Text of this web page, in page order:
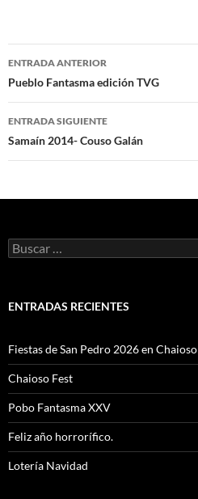
Navegación
de
entradas
ENTRADA ANTERIOR
Pueblo Fantasma edición TVG
ENTRADA SIGUIENTE
Samaín 2014- Couso Galán
Buscar:
ENTRADAS RECIENTES
Fiestas de San Pedro 2026 en Chaioso
Chaioso Fest
Pobo Fantasma XXV
Feliz año horrorífico.
Lotería Navidad